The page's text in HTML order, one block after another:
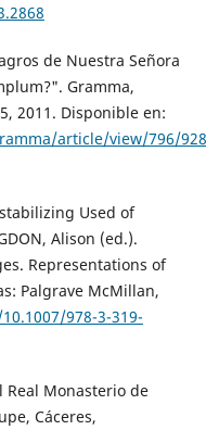
de Nuestra Señora
Gramma,
2011. Disponible en:
article/view/796/928
Used of
Alison (ed.).
Representations of
Palgrave McMillan,
978-3-319-
Real Monasterio de
Cáceres,